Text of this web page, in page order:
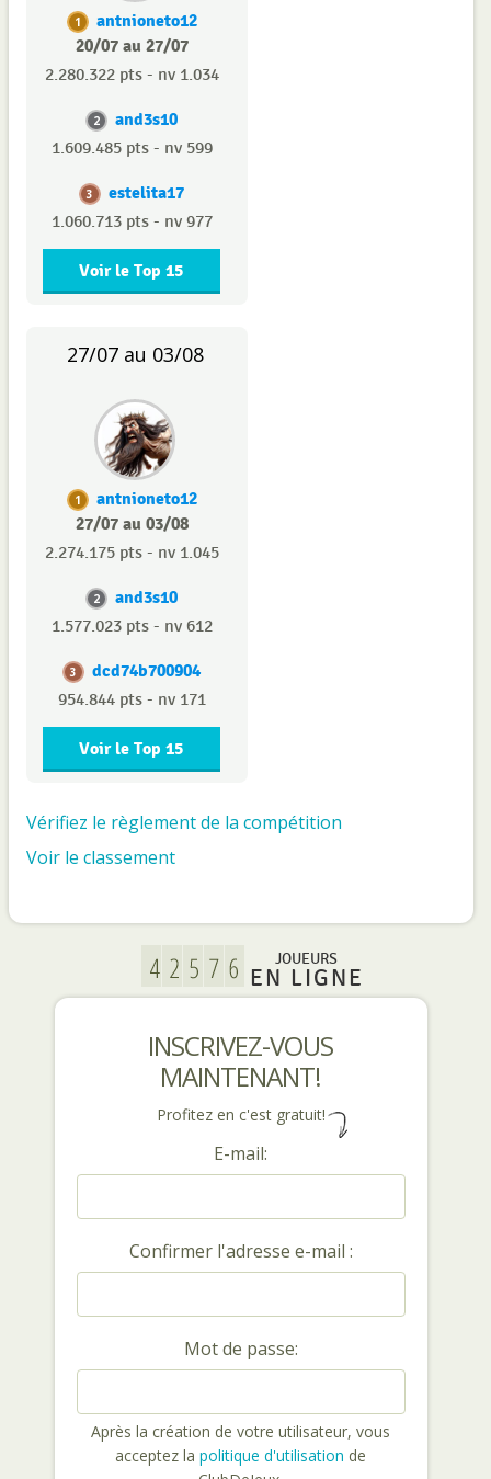
1
antnioneto12
20/07 au 27/07
2.280.322 pts - nv 1.034
2 and3s10
1.609.485 pts - nv 599
3 estelita17
1.060.713 pts - nv 977
Voir le Top 15
27/07 au 03/08
1
antnioneto12
27/07 au 03/08
2.274.175 pts - nv 1.045
2 and3s10
1.577.023 pts - nv 612
3 dcd74b700904
954.844 pts - nv 171
Voir le Top 15
Vérifiez le règlement de la compétition
Voir le classement
JOUEURS
EN LIGNE
INSCRIVEZ-VOUS
MAINTENANT!
Profitez en c'est gratuit!
E-mail:
Confirmer l'adresse e-mail :
Mot de passe:
Après la création de votre utilisateur, vous
acceptez la politique d'utilisation de